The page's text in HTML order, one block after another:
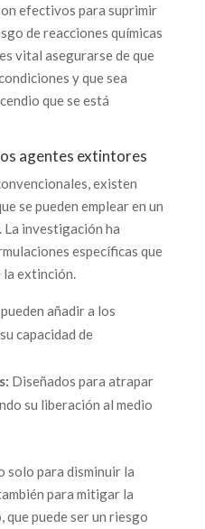
efectivos para suprimir
de reacciones químicas
vital asegurarse de que
y que sea
que se está
agentes extintores
existen
se pueden emplear en un
investigación ha
específicas que
extinción.
pueden añadir a los
capacidad de
Diseñados para atrapar
su liberación al medio
solo para disminuir la
para mitigar la
puede ser un riesgo